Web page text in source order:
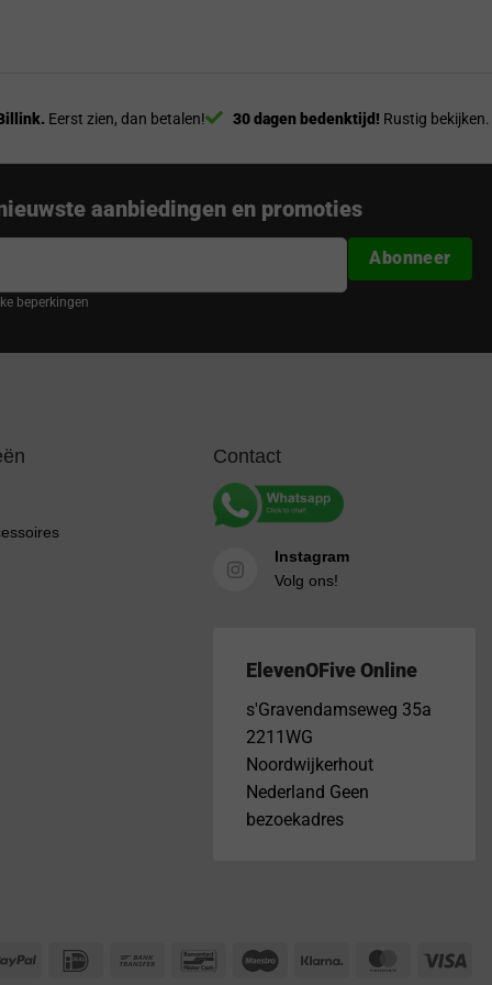
Eerst zien, dan betalen! 30 dagen bedenktijd! Rustig bekijken.
aanbiedingen en promoties
beperkingen
Abonneer
Contact
Instagram
Volg ons!
ElevenOFive Online
s'Gravendamseweg 35a
2211WG
Noordwijkerhout
Nederland Geen
bezoekadres
PayPal IDeal
Bank
BancontactMaestro Klarna